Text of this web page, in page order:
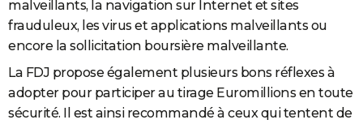
malveillants, la navigation sur Internet et sites
frauduleux, les virus et applications malveillants ou
encore la sollicitation boursière malveillante.
La FDJ propose également plusieurs bons réflexes à
adopter pour participer au tirage Euromillions en toute
sécurité. Il est ainsi recommandé à ceux qui tentent de